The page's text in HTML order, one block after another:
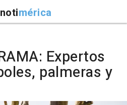
notimérica
Expertos
palmeras y